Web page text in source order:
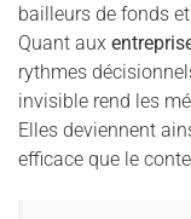
bailleurs de fonds
Quant aux
rythmes
invisible rend les
Elles deviennent
efficace que le